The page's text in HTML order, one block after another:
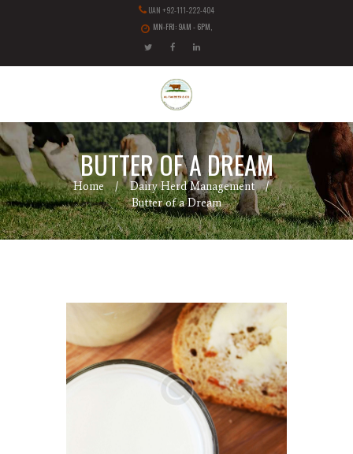
UAN +92-111-222-404
MN-FRI: 9AM - 6PM,
BUTTER OF A DREAM
Home
Dairy Herd Management
Butter of a Dream